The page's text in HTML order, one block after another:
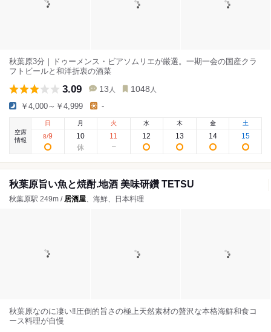
秋葉原3分｜ドゥーメンス・ビアソムリエが厳選。一期一会の国産クラ
フトビールと和洋折衷の酒菜
3.09 13 人 1048 人
￥4,000～￥4,999 -
空席
情報
日
8/9
月
10
火
11
水
12
木
13
金
14
土
15
秋葉原旨い魚と焼酎.地酒 美味研鑽 TETSU
秋葉原駅 249m / 居酒屋、海鮮、日本料理
秋葉原なのに凄い‼️圧倒的旨さの極上天然素材の贅沢な本格海鮮和食コ
ース料理が自慢